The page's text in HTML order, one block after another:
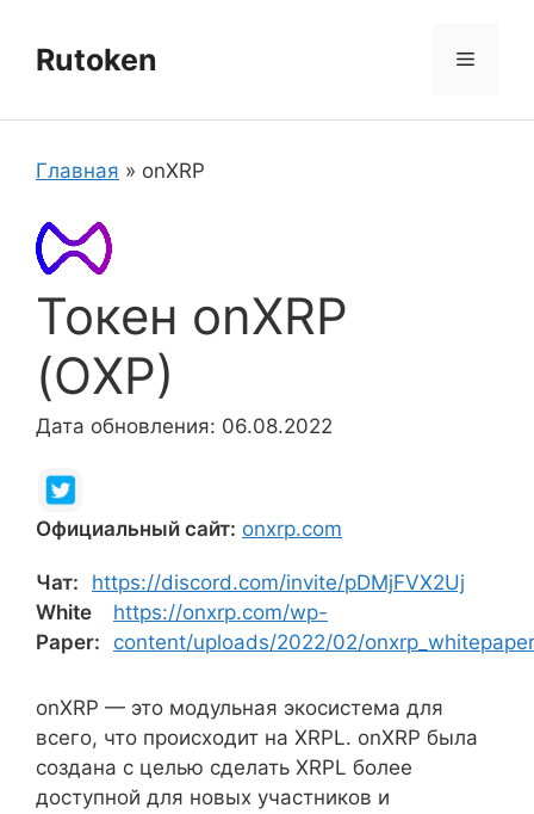
содержимому
Rutoken Меню
Главная » onXRP
Токен onXRP
(OXP)
Дата обновления: 06.08.2022
Официальный сайт: onxrp.com
Чат:
https://discord.com/invite/pDMjFVX2Uj
White
Paper:
https://onxrp.com/wp-
content/uploads/2022/02/
onXRP — это модульная экосистема для
всего, что происходит на XRPL. onXRP была
создана с целью сделать XRPL более
доступной для новых участников и